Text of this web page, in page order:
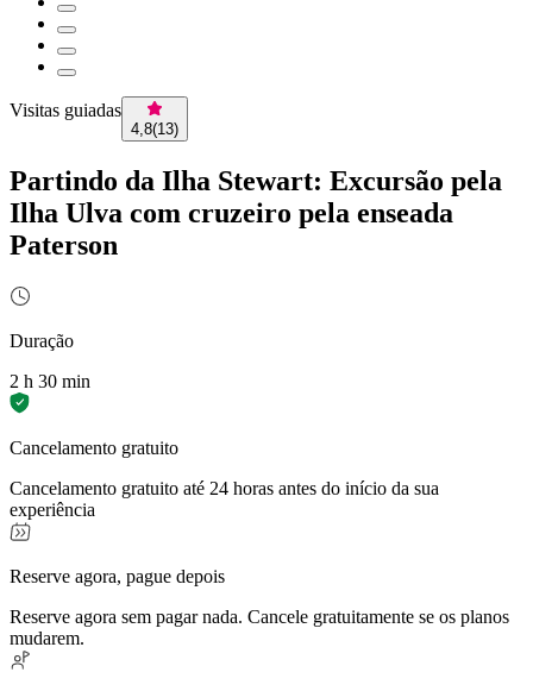
Visitas guiadas
4,8(13)
Partindo da Ilha Stewart: Excursão pela
Ilha Ulva com cruzeiro pela enseada
Paterson
Duração
2 h 30 min
Cancelamento gratuito
Cancelamento gratuito até 24 horas antes do início da sua
experiência
Reserve agora, pague depois
Reserve agora sem pagar nada. Cancele gratuitamente se os planos
mudarem.